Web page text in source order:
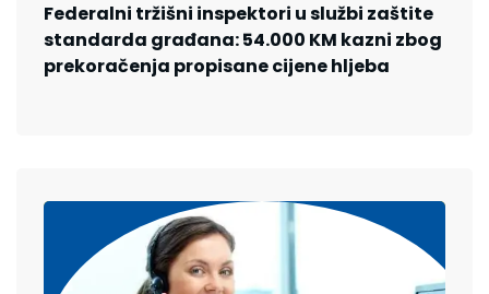
Federalni tržišni inspektori u službi zaštite
standarda građana: 54.000 KM kazni zbog
prekoračenja propisane cijene hljeba